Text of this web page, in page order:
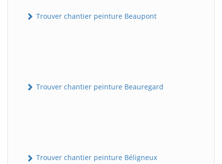
Trouver chantier peinture Beaupont
Trouver chantier peinture Beauregard
Trouver chantier peinture Béligneux